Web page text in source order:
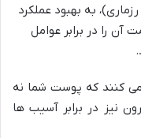
به بهبود عملکرد
را در برابر عوامل
می کنند که پوست شما نه
نیز در برابر آسیب ها